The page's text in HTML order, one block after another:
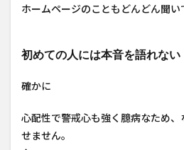
ホームページのこともどんどん聞い
初めての人には本音を語れない
確かに
心配性で警戒心も強く臆病なため
せません。